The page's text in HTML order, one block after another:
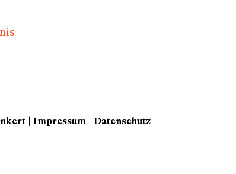
| Impressum | Datenschutz